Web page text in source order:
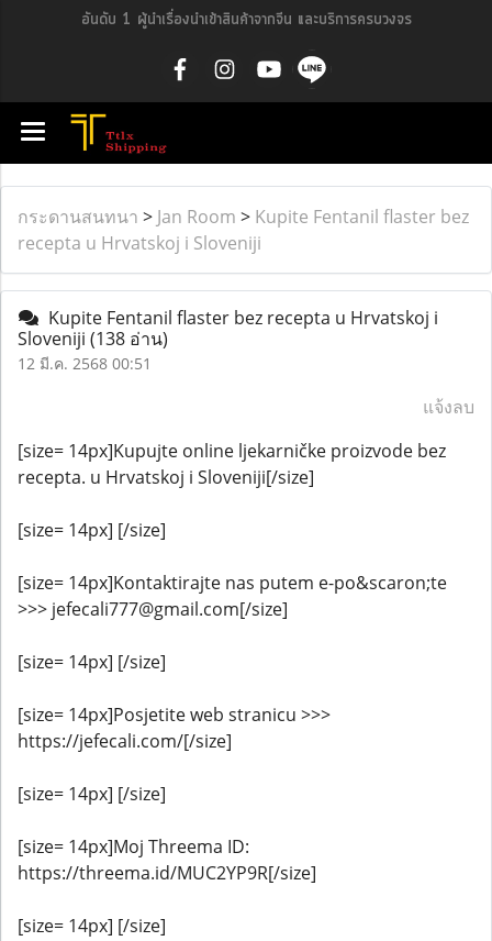
อันดับ 1 ผู้นำเรื่องนำเข้าสินค้าจากจีน และบริการครบวงจร
กระดานสนทนา > Jan Room > Kupite Fentanil flaster bez
recepta u Hrvatskoj i Sloveniji
Kupite Fentanil flaster bez recepta u Hrvatskoj i
Sloveniji (138 อ่าน)
12 มี.ค. 2568 00:51
แจ้งลบ
[size= 14px]Kupujte online ljekarničke proizvode bez
recepta. u Hrvatskoj i Sloveniji[/size]
[size= 14px] [/size]
[size= 14px]Kontaktirajte nas putem e-po&scaron;te
>>> jefecali777@gmail.com[/size]
[size= 14px] [/size]
[size= 14px]Posjetite web stranicu >>>
https://jefecali.com/[/size]
[size= 14px] [/size]
[size= 14px]Moj Threema ID:
https://threema.id/MUC2YP9R[/size]
[size= 14px] [/size]